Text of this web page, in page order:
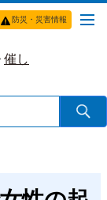
防災・災害情報
催し